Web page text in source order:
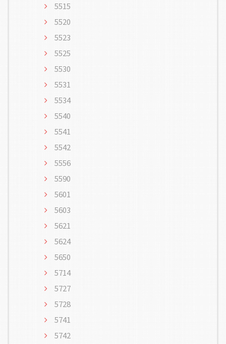
5515
5520
5523
5525
5530
5531
5534
5540
5541
5542
5556
5590
5601
5603
5621
5624
5650
5714
5727
5728
5741
5742